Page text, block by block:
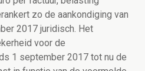
zo de aankondiging van
2017 juridisch. Het
voor de
1 september 2017 tot nu de